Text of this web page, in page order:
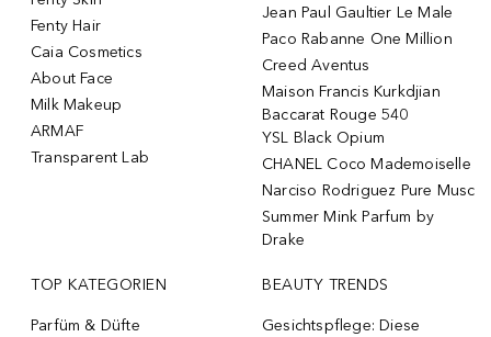
Fenty Hair
Caia Cosmetics
About Face
Milk Makeup
ARMAF
Transparent Lab
Jean Paul Gaultier Le Male
Paco Rabanne One Million
Creed Aventus
Maison Francis Kurkdjian
Baccarat Rouge 540
YSL Black Opium
CHANEL Coco Mademoiselle
Narciso Rodriguez Pure Musc
Summer Mink Parfum by
Drake
TOP KATEGORIEN
Parfüm & Düfte
BEAUTY TRENDS
Gesichtspflege: Diese